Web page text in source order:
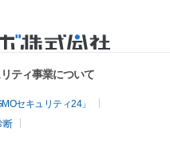
ティ事業について
セキュリティ24」
断